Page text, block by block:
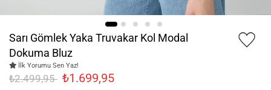
Sarı Gömlek Yaka Truvakar Kol Modal
Dokuma Bluz
İlk Yorumu Sen Yaz!
₺2.499,95 ₺1.699,95